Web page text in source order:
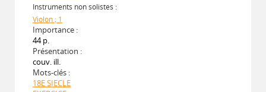
Instruments non solistes :
Violon ; 1
Importance :
44 p.
Présentation :
couv. ill.
Mots-clés :
18E SIECLE